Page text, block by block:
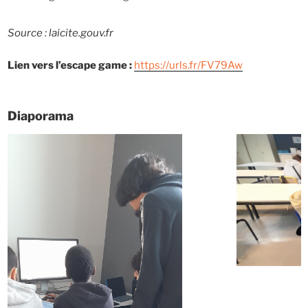
Source : laicite.gouv.fr
Lien vers l’escape game : https://urls.fr/FV79Aw
Diaporama